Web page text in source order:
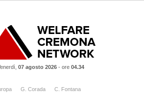
07 agosto 2026 - ore 04.34
G. Corada C. Fontana